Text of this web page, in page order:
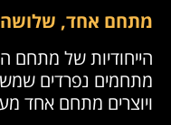
מתחם אחד, שלושה
הייחודיות של מתחם
מתחמים נפרדים
ויוצרים מתחם אחד